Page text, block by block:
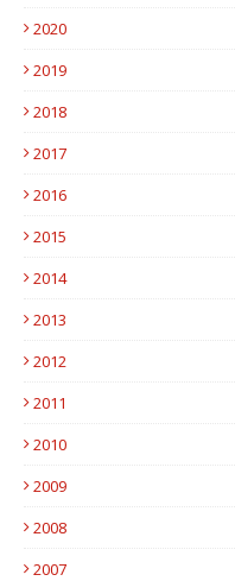
2020
2019
2018
2017
2016
2015
2014
2013
2012
2011
2010
2009
2008
2007